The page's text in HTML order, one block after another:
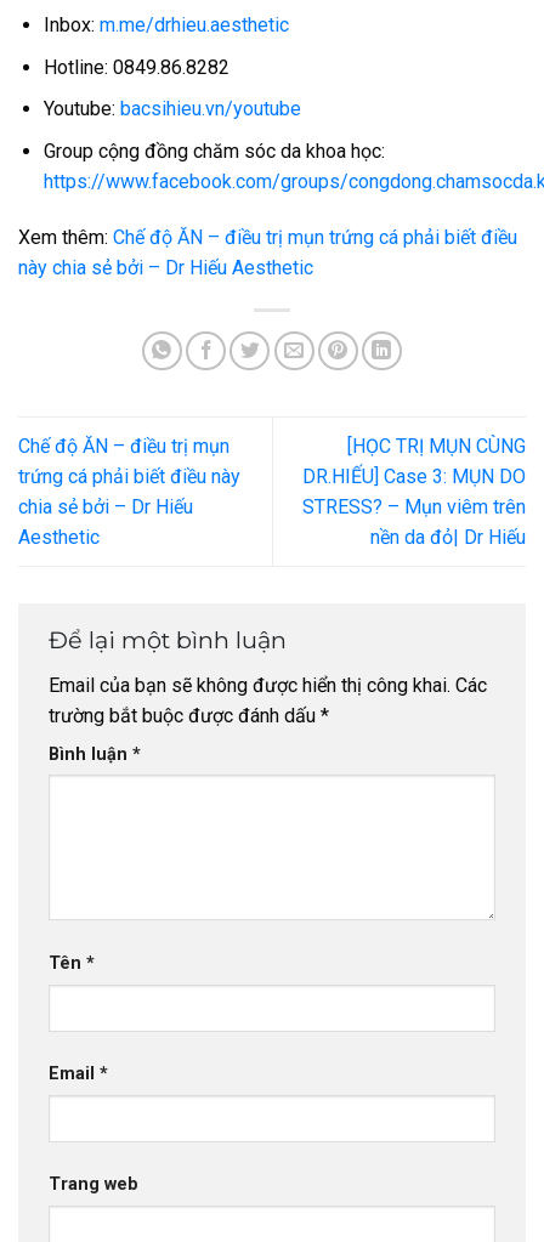
Inbox: m.me/drhieu.aesthetic
Hotline: 0849.86.8282
Youtube: bacsihieu.vn/youtube
Group cộng đồng chăm sóc da khoa học:
https://www.facebook.com/groups/
Xem thêm: Chế độ ĂN – điều trị mụn trứng cá phải biết điều
này chia sẻ bởi – Dr Hiếu Aesthetic
Chế độ ĂN – điều trị mụn
trứng cá phải biết điều này
chia sẻ bởi – Dr Hiếu
Aesthetic
[HỌC TRỊ MỤN CÙNG
DR.HIẾU] Case 3: MỤN DO
STRESS? – Mụn viêm trên
nền da đỏ| Dr Hiếu
Để lại một bình luận
Email của bạn sẽ không được hiển thị công khai. Các
trường bắt buộc được đánh dấu *
Bình luận *
Tên *
Email *
Trang web